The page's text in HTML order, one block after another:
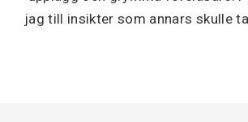
jag till insikter som annars skulle